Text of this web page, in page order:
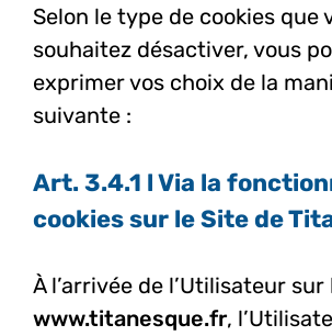
Selon le type de cookies que
souhaitez désactiver, vous
exprimer vos choix de la
suivante :
Art. 3.4.1 l Via la
cookies sur le Site de
À l’arrivée de l’Utilisateur sur
www.titanesque.fr,